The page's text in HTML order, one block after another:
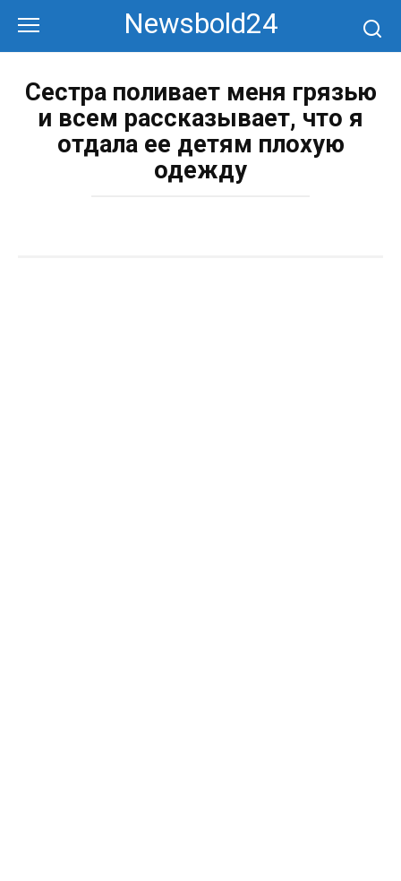
контенту
Newsbold24
Сестра поливает меня грязью
и всем рассказывает, что я
отдала ее детям плохую
одежду